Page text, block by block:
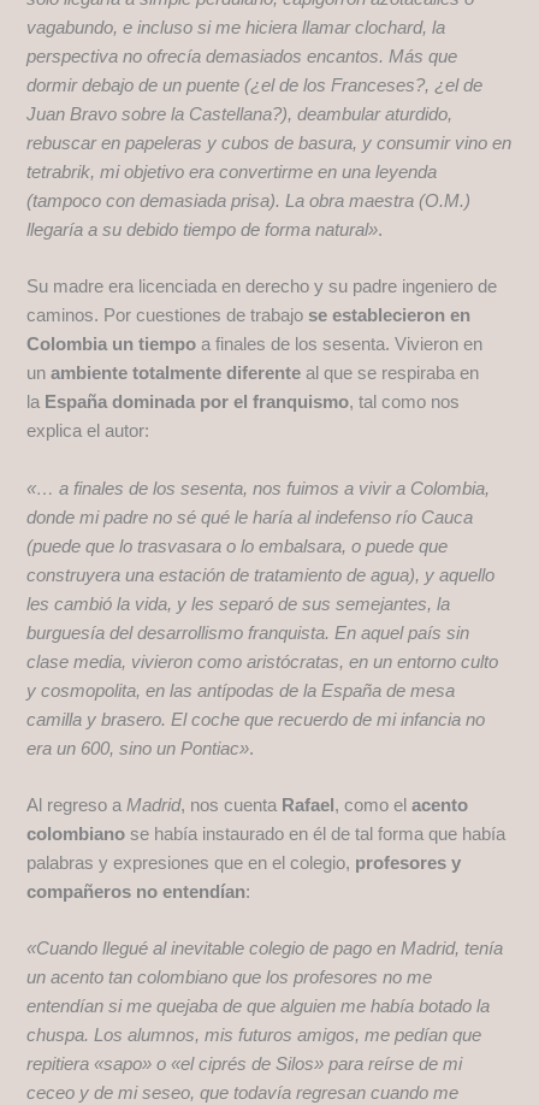
vagabundo, e incluso si me hiciera llamar clochard, la
perspectiva no ofrecía demasiados encantos. Más que
dormir debajo de un puente (¿el de los Franceses?, ¿el de
Juan Bravo sobre la Castellana?), deambular aturdido,
rebuscar en papeleras y cubos de basura, y consumir vino en
tetrabrik, mi objetivo era convertirme en una leyenda
(tampoco con demasiada prisa). La obra maestra (O.M.)
llegaría a su debido tiempo de forma natural».
Su madre era licenciada en derecho y su padre ingeniero de
caminos. Por cuestiones de trabajo se establecieron en
Colombia un tiempo a finales de los sesenta. Vivieron en
un ambiente totalmente diferente al que se respiraba en
la España dominada por el franquismo, tal como nos
explica el autor:
«… a finales de los sesenta, nos fuimos a vivir a Colombia,
donde mi padre no sé qué le haría al indefenso río Cauca
(puede que lo trasvasara o lo embalsara, o puede que
construyera una estación de tratamiento de agua), y aquello
les cambió la vida, y les separó de sus semejantes, la
burguesía del desarrollismo franquista. En aquel país sin
clase media, vivieron como aristócratas, en un entorno culto
y cosmopolita, en las antípodas de la España de mesa
camilla y brasero. El coche que recuerdo de mi infancia no
era un 600, sino un Pontiac».
Al regreso aMadrid, nos cuenta Rafael , como elacento
colombiano se había instaurado en él de tal forma que había
palabras y expresiones que en el colegio, profesores y
compañeros no entendían:
«Cuando llegué al inevitable colegio de pago en Madrid, tenía
un acento tan colombiano que los profesores no me
entendían si me quejaba de que alguien me había botado la
chuspa. Los alumnos, mis futuros amigos, me pedían que
repitiera «sapo» o «el ciprés de Silos» para reírse de mi
ceceo y de mi seseo, que todavía regresan cuando me